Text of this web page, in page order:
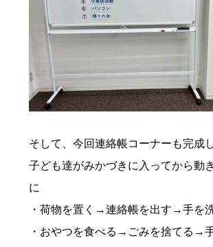
そして、今回連絡帳コーナーも完成
子ども達がみかづきに入ってから動
に
・荷物を置く→連絡帳を出す→手を
・おやつを食べる→ごみを捨てる→